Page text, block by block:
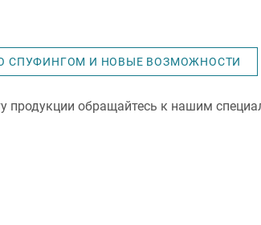
СПУФИНГОМ И НОВЫЕ ВОЗМОЖНОСТИ
продукции обращайтесь к нашим